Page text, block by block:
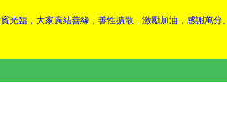
光臨，大家廣結善緣，善性擴散，激勵加油，感謝萬分。